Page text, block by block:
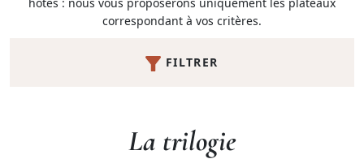
correspondant à vos critères.
FILTRER
La trilogie